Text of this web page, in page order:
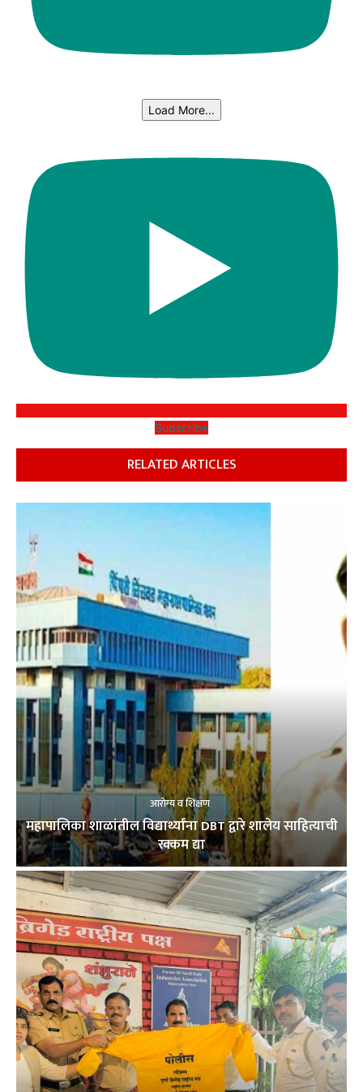
Load More...
Subscribe
RELATED ARTICLES
आरोग्य व शिक्षण
महापालिका शाळांतील विद्यार्थ्यांना DBT द्वारे शालेय साहित्याची
रक्कम द्या